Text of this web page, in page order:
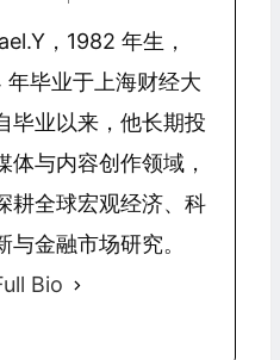
，1982 年生，
毕业于上海财经大
毕业以来，他长期投
体与内容创作领域，
耕全球宏观经济、科
与金融市场研究。
Bio